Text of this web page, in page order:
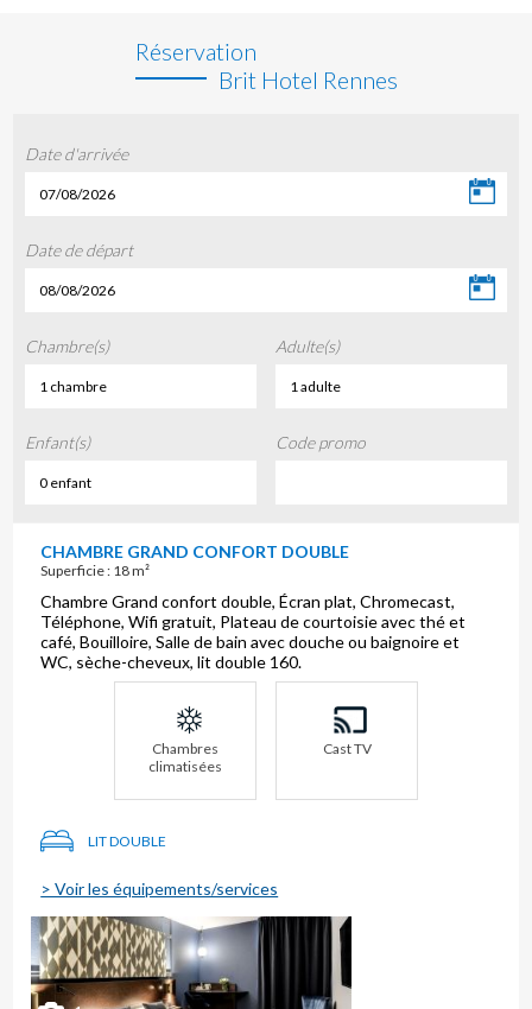
Réservation
Brit Hotel Rennes
Date d'arrivée
07/08/2026
Date de départ
08/08/2026
Chambre(s)
1 chambre
Adulte(s)
1 adulte
Enfant(s)
0 enfant
Code promo
CHAMBRE GRAND CONFORT DOUBLE
Superficie : 18 m²
Chambre Grand confort double, Écran plat, Chromecast,
Téléphone, Wifi gratuit, Plateau de courtoisie avec thé et
café, Bouilloire, Salle de bain avec douche ou baignoire et
WC, sèche-cheveux, lit double 160.
Chambres
climatisées
Cast TV
LIT DOUBLE
> Voir les équipements/services